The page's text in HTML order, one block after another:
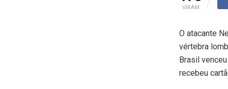
VIRAM
O atacante
vértebra
Brasil
recebeu